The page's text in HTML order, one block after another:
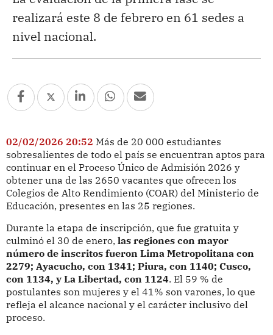
realizará este 8 de febrero en 61 sedes a
nivel nacional.
02/02/2026 20:52 Más de 20 000 estudiantes
sobresalientes de todo el país se encuentran aptos para
continuar en el Proceso Único de Admisión 2026 y
obtener una de las 2650 vacantes que ofrecen los
Colegios de Alto Rendimiento (COAR) del Ministerio de
Educación, presentes en las 25 regiones.
Durante la etapa de inscripción, que fue gratuita y
culminó el 30 de enero, las regiones con mayor
número de inscritos fueron Lima Metropolitana con
2279; Ayacucho, con 1341; Piura, con 1140; Cusco,
con 1134, y La Libertad, con 1124. El 59 % de
postulantes son mujeres y el 41% son varones, lo que
refleja el alcance nacional y el carácter inclusivo del
proceso.